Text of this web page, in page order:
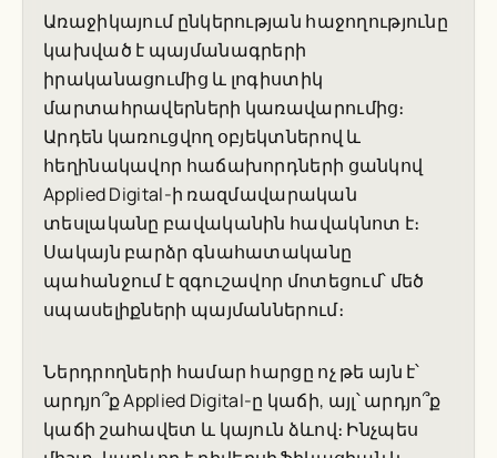
Առաջիկայում ընկերության հաջողությունը
կախված է պայմանագրերի
իրականացումից և լոգիստիկ
մարտահրավերների կառավարումից։
Արդեն կառուցվող օբյեկտներով և
հեղինակավոր հաճախորդների ցանկով
Applied Digital-ի ռազմավարական
տեսլականը բավականին հավակնոտ է։
Սակայն բարձր գնահատականը
պահանջում է զգուշավոր մոտեցում՝ մեծ
սպասելիքների պայմաններում։
Ներդրողների համար հարցը ոչ թե այն է՝
արդյո՞ք Applied Digital-ը կաճի, այլ՝ արդյո՞ք
կաճի շահավետ և կայուն ձևով։ Ինչպես